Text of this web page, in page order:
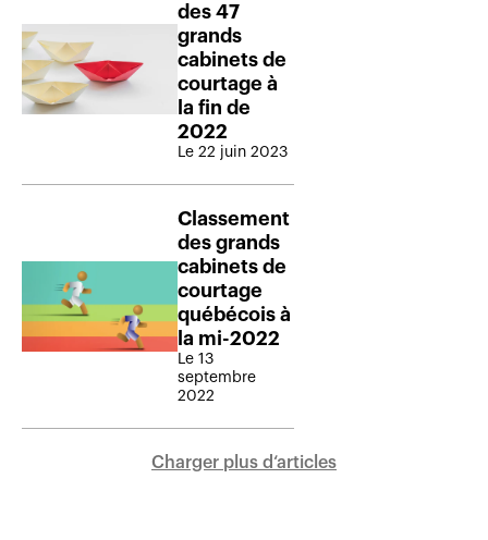
des 47
grands
cabinets de
courtage à
la fin de
2022
Le 22 juin 2023
Classement
des grands
cabinets de
courtage
québécois à
la mi-2022
Le 13
septembre
2022
Charger plus d‘articles